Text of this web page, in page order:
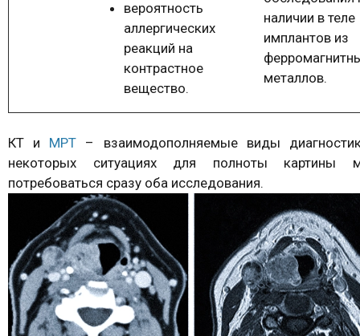
вероятность
аллергических
реакций на
контрастное
вещество.
наличии в теле
имплантов из
металлов.
КТ и МРТ – взаимодополняемые виды
некоторых ситуациях для полноты картины
потребоваться сразу оба исследования.